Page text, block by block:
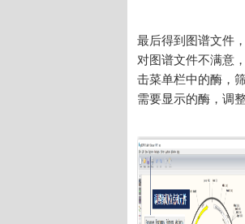
最后得到图谱文件
对图谱文件不满意
击菜单栏中的酶，
需要显示的酶，调整